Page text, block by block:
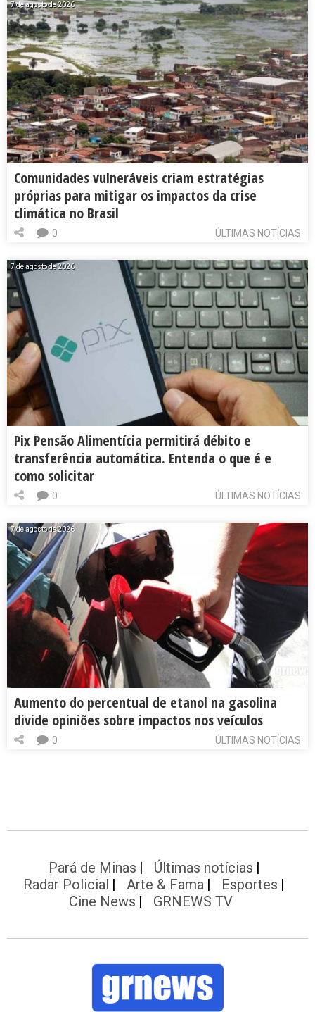
7 de agosto de 2026
Comunidades vulneráveis criam estratégias
próprias para mitigar os impactos da crise
climática no Brasil
ÚLTIMAS NOTÍCIAS
0
7 de agosto de 2026
Pix Pensão Alimentícia permitirá débito e
transferência automática. Entenda o que é e
como solicitar
ÚLTIMAS NOTÍCIAS
0
7 de agosto de 2026
Aumento do percentual de etanol na gasolina
divide opiniões sobre impactos nos veículos
ÚLTIMAS NOTÍCIAS
0
Pará de Minas
Últimas notícias
Radar Policial
Arte & Fama
Esportes
Cine News
GRNEWS TV